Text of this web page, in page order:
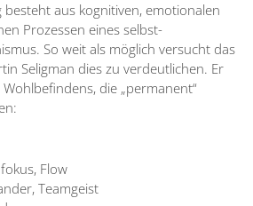
aus kognitiven, emotionalen
Prozessen eines selbst-
So weit als möglich versucht das
Seligman dies zu verdeutlichen. Er
die „permanent“
Flow
Teamgeist